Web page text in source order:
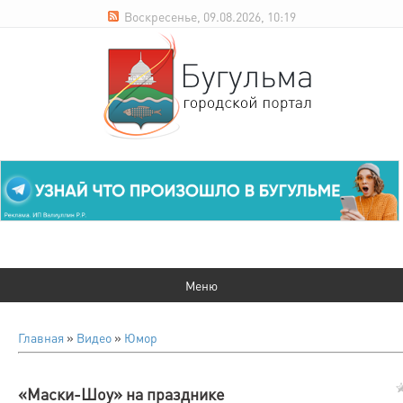
Воскресенье, 09.08.2026, 10:19
Главная » Видео » Юмор
«Маски-Шоу» на празднике